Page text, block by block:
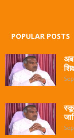
POPULAR POSTS